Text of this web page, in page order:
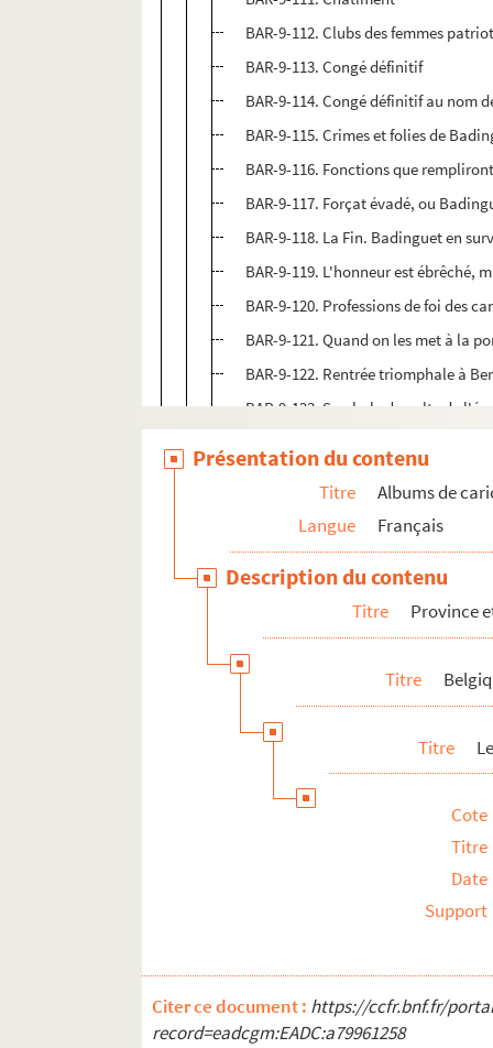
BAR-9-112. Clubs des femmes
BAR-9-113. Congé définitif
BAR-9-114. Congé définitif au nom
BAR-9-115. Crimes et folies de
BAR-9-116. Fonctions que
BAR-9-117. Forçat évadé, ou
BAR-9-118. La Fin. Badinguet en
BAR-9-119. L'honneur est ébrêché,
BAR-9-120. Professions de foi des
BAR-9-121. Quand on les met à la
BAR-9-122. Rentrée triomphale à
BAR-9-123. Symbole du culte de
Epinal
Lyon
Nantes
Pont-à-Mousson
F. Ramard
E. Rosambeau
R.T.
Présentation du contenu
Titre
Albums de
Langue
Français
Description du contenu
Titre Province
Titre
Titre
Cote
Titre
Date
Support
Citer ce document : https://ccfr.bnf.fr/
record=eadcgm:EADC:a79961258